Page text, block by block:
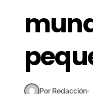
Por Redacción